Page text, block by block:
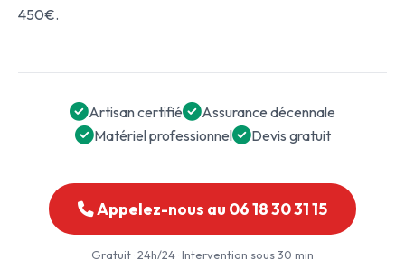
450€.
Artisan certifié
Assurance décennale
Matériel professionnel
Devis gratuit
Appelez-nous au 06 18 30 31 15
Gratuit · 24h/24 · Intervention sous 30 min